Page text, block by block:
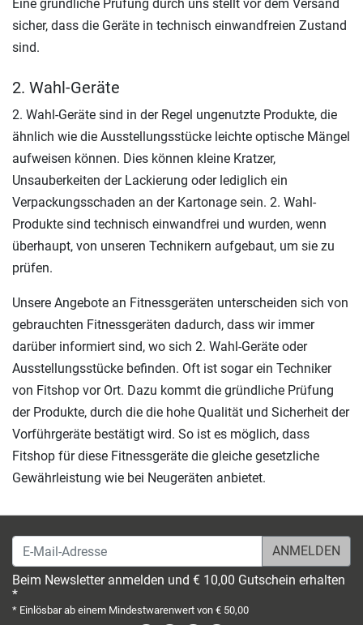
Eine gründliche Prüfung durch uns stellt vor dem Versand
sicher, dass die Geräte in technisch einwandfreien Zustand
sind.
2. Wahl-Geräte
2. Wahl-Geräte sind in der Regel ungenutzte Produkte, die
ähnlich wie die Ausstellungsstücke leichte optische Mängel
aufweisen können. Dies können kleine Kratzer,
Unsauberkeiten der Lackierung oder lediglich ein
Verpackungsschaden an der Kartonage sein. 2. Wahl-
Produkte sind technisch einwandfrei und wurden, wenn
überhaupt, von unseren Technikern aufgebaut, um sie zu
prüfen.
Unsere Angebote an Fitnessgeräten unterscheiden sich von
gebrauchten Fitnessgeräten dadurch, dass wir immer
darüber informiert sind, wo sich 2. Wahl-Geräte oder
Ausstellungsstücke befinden. Oft ist sogar ein Techniker
von Fitshop vor Ort. Dazu kommt die gründliche Prüfung
der Produkte, durch die die hohe Qualität und Sicherheit der
Vorführgeräte bestätigt wird. So ist es möglich, dass
Fitshop für diese Fitnessgeräte die gleiche gesetzliche
Gewährleistung wie bei Neugeräten anbietet.
E-Mail-Adresse
Beim Newsletter anmelden und € 10,00 Gutschein erhalten
*
* Einlösbar ab einem Mindestwarenwert von € 50,00